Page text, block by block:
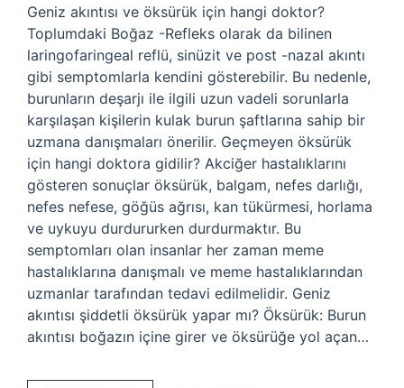
Geniz akıntısı ve öksürük için hangi doktor?
Toplumdaki Boğaz -Refleks olarak da bilinen
laringofaringeal reflü, sinüzit ve post -nazal akıntı
gibi semptomlarla kendini gösterebilir. Bu nedenle,
burunların deşarjı ile ilgili uzun vadeli sorunlarla
karşılaşan kişilerin kulak burun şaftlarına sahip bir
uzmana danışmaları önerilir. Geçmeyen öksürük
için hangi doktora gidilir? Akciğer hastalıklarını
gösteren sonuçlar öksürük, balgam, nefes darlığı,
nefes nefese, göğüs ağrısı, kan tükürmesi, horlama
ve uykuyu durdururken durdurmaktır. Bu
semptomları olan insanlar her zaman meme
hastalıklarına danışmalı ve meme hastalıklarından
uzmanlar tarafından tedavi edilmelidir. Geniz
akıntısı şiddetli öksürük yapar mı? Öksürük: Burun
akıntısı boğazın içine girer ve öksürüğe yol açan…